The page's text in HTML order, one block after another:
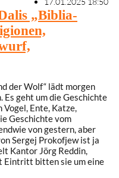
„Biblia-
der Wolf“ lädt morgen
geht um die Geschichte
Ente, Katze,
Geschichte vom
von gestern, aber
Sergej Prokofjew ist ja
Kantor Jörg Reddin,
Eintritt bitten sie um eine